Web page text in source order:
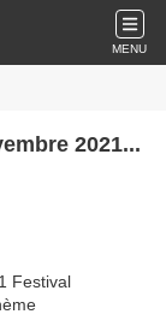
MENU
novembre 2021...
Festival